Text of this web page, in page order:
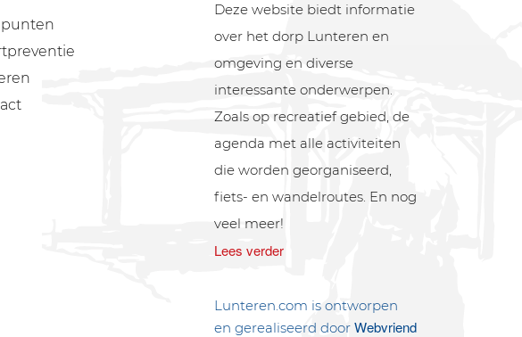
punten
Deze website biedt informatie
over het dorp Lunteren en
omgeving en diverse
interessante onderwerpen.
Zoals op recreatief gebied, de
agenda met alle activiteiten
die worden georganiseerd,
fiets- en wandelroutes. En nog
veel meer!
Lees verder
Lunteren.com is ontworpen
en gerealiseerd doorWebvriend